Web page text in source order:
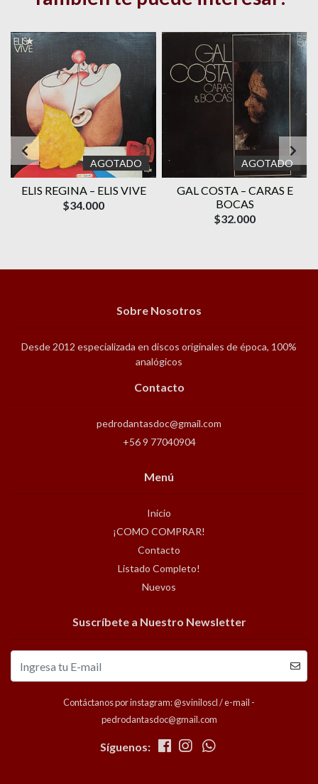
AGOTADO
ELIS REGINA – ELIS VIVE
$34.000
AGOTADO
GAL COSTA ‎– CARAS E
BOCAS
$32.000
Sobre Nosotros
Desde 2012 especializada en discos originales de época, 100%
analógicos
Contacto
pedrodantasdoc@gmail.com
+56 9 77040904
Menú
Inicio
¡COMO COMPRAR!
Contacto
Listado Completo!
Nuevos
Suscríbete a Nuestro Newsletter
Contáctanos por instagram: @sviniloscl / e-mail -
pedrodantasdoc@gmail.com
Síguenos: